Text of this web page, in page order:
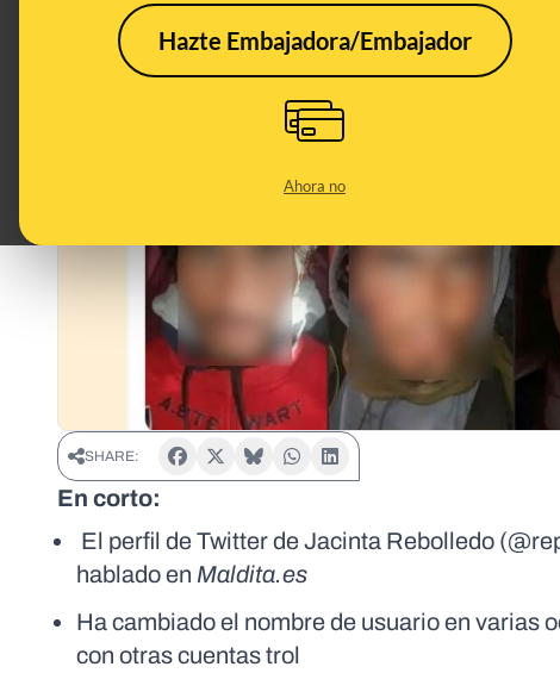
Hazte Embajadora/Embajador
Ahora no
SHARE:
En corto:
El perfil de Twitter de Jacinta Rebolledo
hablado en Maldita.es
Ha cambiado el nombre de usuario en varias
con otras cuentas trol